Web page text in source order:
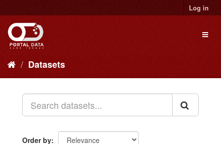
to
content
Log in
Datasets
Order by